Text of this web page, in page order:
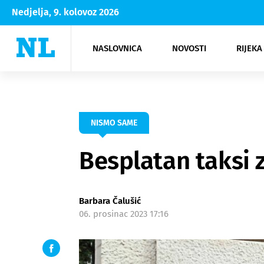
Nedjelja, 9. kolovoz 2026
NASLOVNICA NOVOSTI
Rijeka Opatija
NK
Moda
Kultura
NISMO SAME
Besplatan taksi
Barbara Čalušić
06. prosinac 2023 17:16